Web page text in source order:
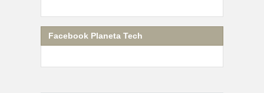
Facebook Planeta Tech